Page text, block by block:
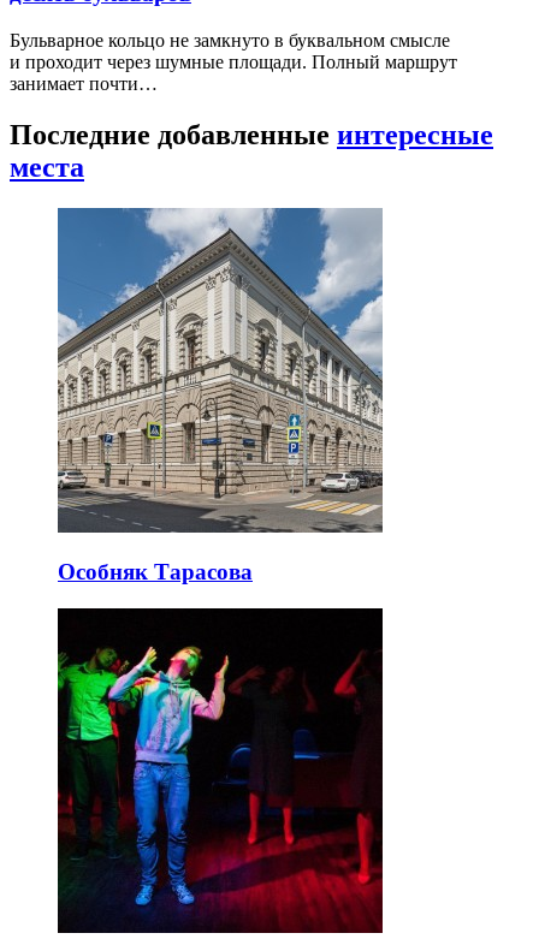
Бульварное кольцо не замкнуто в буквальном смысле
и проходит через шумные площади. Полный маршрут
занимает почти…
Последние добавленные интересные
места
Особняк Тарасова